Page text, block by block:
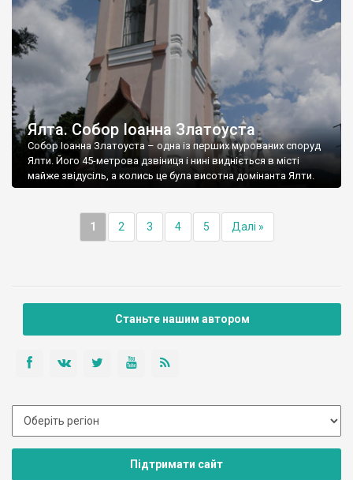
Ялта. Собор Іоанна Златоуста
Собор Іоанна Златоуста – одна із перших мурованих споруд
Ялти. Його 45-метрова дзвіниця і нині видніється в місті
майже звідусіль, а колись це була висотна домінанта Ялти.
1 2 3 4 5 Далі »
Станьте нашим автором
Підтримати сайт